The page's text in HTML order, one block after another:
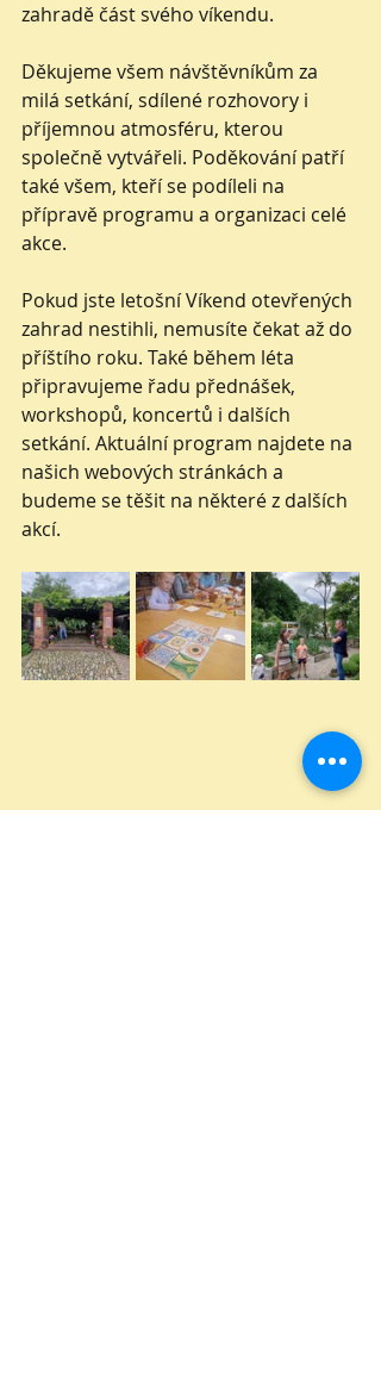
zahradě část svého víkendu.
Děkujeme všem návštěvníkům za
milá setkání, sdílené rozhovory i
příjemnou atmosféru, kterou
společně vytvářeli. Poděkování patří
také všem, kteří se podíleli na
přípravě programu a organizaci celé
akce.
Pokud jste letošní Víkend otevřených
zahrad nestihli, nemusíte čekat až do
příštího roku. Také během léta
připravujeme řadu přednášek,
workshopů, koncertů i dalších
setkání. Aktuální program najdete na
našich webových stránkách a
budeme se těšit na některé z dalších
akcí.